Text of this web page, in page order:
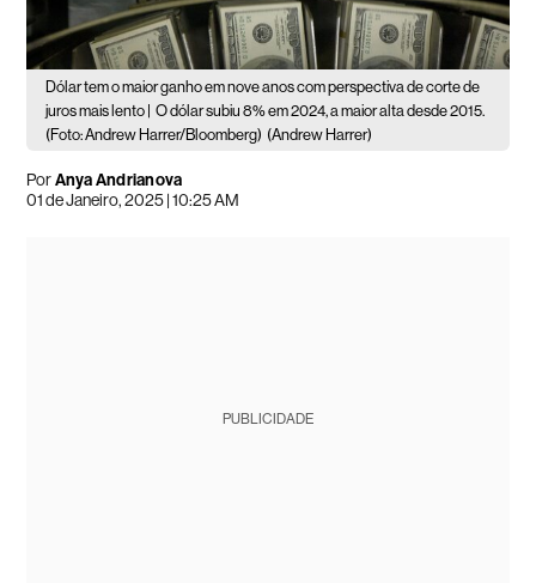
Dólar tem o maior ganho em nove anos com perspectiva de corte de
juros mais lento |
O dólar subiu 8% em 2024, a maior alta desde 2015.
(Foto: Andrew Harrer/Bloomberg) (Andrew Harrer)
PorAnya Andrianova
01 de Janeiro, 2025 | 10:25 AM
PUBLICIDADE